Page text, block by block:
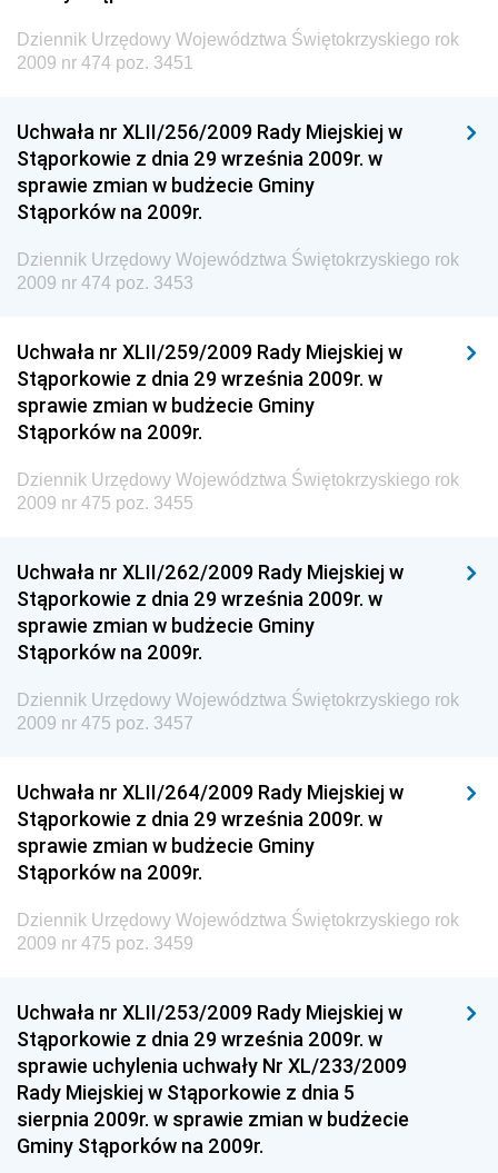
Dziennik Urzędowy Unii Europejskiej, L
Dziennik Urzędowy Ministerstwa Komunikacji
Chemicznego i Lekkiego
Dziennik Urzędowy Ministerstwa Rolnictwa i
Gospodarki Żywnościowej
Społecznej
Dziennik Urzędowy Ministra Cyfryzacji
Dziennik Urzędowy Ministra Infrastruktury i
Budownictwa
Dziennik Urzędowy Ministra Gospodarki Morskiej i
Dziennik Urzędowy Ministra Energii
Dziennik Urzędowy Ministra Sprawiedliwości
Dziennik Urzędowy Ministra Rozwoju i Finansów
Dziennik Urzędowy Wyższego Urzędu Górniczego
Dziennik Urzędowy Prezesa Urzędu Transportu
Kolejowego
Technologii
Dziennik Urzędowy Ministra Inwestycji i Rozwoju
Dziennik Urzędowy Naczelnego Dyrektora Archiwów
Państwowych
Dziennik Urzędowy Ministra Finansów, Inwestycji i
Rozwoju
Dziennik Urzędowy Ministra Sportu
Dziennik Urzędowy Ministra Funduszy i Polityki
Regionalnej
Dziennik Urzędowy Ministra Aktywów Państwowych
Dziennik Urzędowy Ministra Zdrowia
Dziennik Urzędowy Województwa Świętokrzyskiego rok
2009 nr 474 poz. 3451
Uchwała nr XLII/256/2009 Rady Miejskiej w
Stąporkowie z dnia 29 września 2009r. w
sprawie zmian w budżecie Gminy
Stąporków na 2009r.
Dziennik Urzędowy Województwa Świętokrzyskiego rok
2009 nr 474 poz. 3453
Uchwała nr XLII/259/2009 Rady Miejskiej w
Stąporkowie z dnia 29 września 2009r. w
sprawie zmian w budżecie Gminy
Stąporków na 2009r.
Dziennik Urzędowy Województwa Świętokrzyskiego rok
2009 nr 475 poz. 3455
Uchwała nr XLII/262/2009 Rady Miejskiej w
Stąporkowie z dnia 29 września 2009r. w
sprawie zmian w budżecie Gminy
Stąporków na 2009r.
Dziennik Urzędowy Województwa Świętokrzyskiego rok
2009 nr 475 poz. 3457
Uchwała nr XLII/264/2009 Rady Miejskiej w
Stąporkowie z dnia 29 września 2009r. w
sprawie zmian w budżecie Gminy
Stąporków na 2009r.
Dziennik Urzędowy Województwa Świętokrzyskiego rok
2009 nr 475 poz. 3459
Uchwała nr XLII/253/2009 Rady Miejskiej w
Stąporkowie z dnia 29 września 2009r. w
sprawie uchylenia uchwały Nr XL/233/2009
Rady Miejskiej w Stąporkowie z dnia 5
sierpnia 2009r. w sprawie zmian w budżecie
Gminy Stąporków na 2009r.